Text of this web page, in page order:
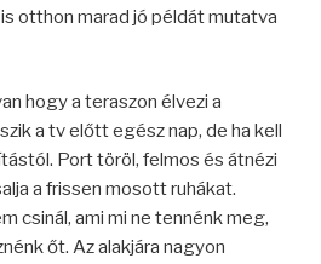
otthon marad jó példát mutatva
hogy a teraszon élvezi a
a tv előtt egész nap, de ha kell
Port töröl, felmos és átnézi
a frissen mosott ruhákat.
csinál, ami mi ne tennénk meg,
őt. Az alakjára nagyon